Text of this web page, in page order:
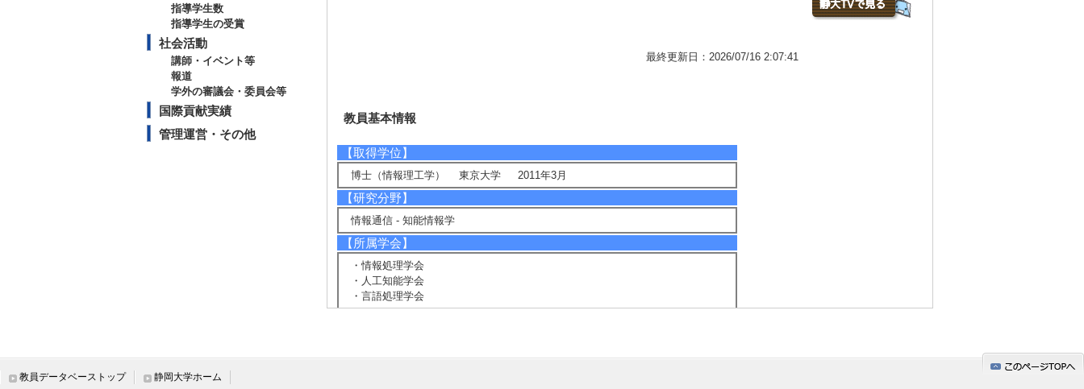
指導学生数
指導学生の受賞
社会活動
講師・イベント等
報道
学外の審議会・委員会等
国際貢献実績
管理運営・その他
最終更新日：2026/07/16 2:07:41
教員基本情報
【取得学位】
博士（情報理工学） 東京大学 2011年3月
【研究分野】
情報通信 - 知能情報学
【所属学会】
・情報処理学会
・人工知能学会
・言語処理学会
教員データベーストップ 静岡大学ホーム